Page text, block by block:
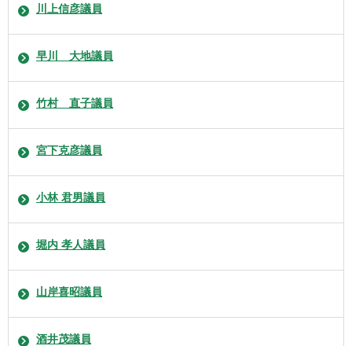
川上信彦議員
早川 大地議員
竹村 直子議員
宮下克彦議員
小林 君男議員
堀内 孝人議員
山岸喜昭議員
酒井茂議員